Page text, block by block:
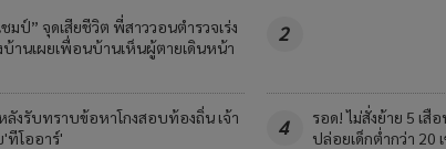
ป์” จุดเสียชีวิต พี่สาววอนตำรวจเร่ง
บ้านเผยเพื่อนบ้านเห็นผู้ตายเดินหน้า
2
งรับทราบข้อหาโกงสอบท้องถิ่น เจ้า
ทีโออาร์'
4
รอด! ไม่สั่งย้าย 5 เ
ปล่อยเด็กต่ำกว่า 20